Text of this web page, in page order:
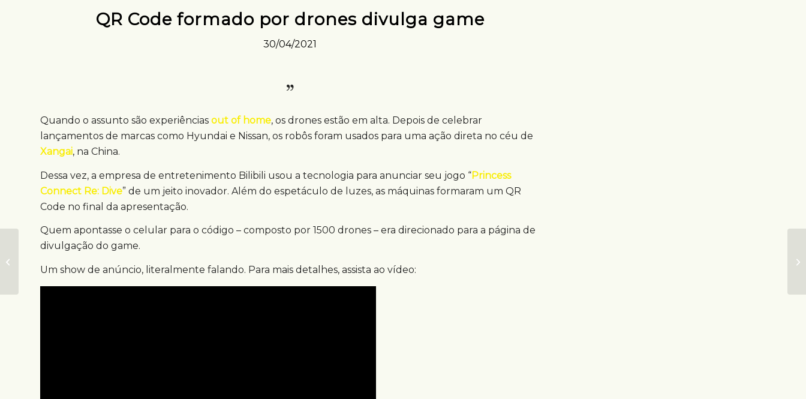
QR Code formado por drones divulga game
30/04/2021
Quando o assunto são experiências out of home, os drones estão em alta. Depois de celebrar
lançamentos de marcas como Hyundai e Nissan, os robôs foram usados para uma ação direta no céu de
Xangai, na China.
Dessa vez, a empresa de entretenimento Bilibili usou a tecnologia para anunciar seu jogo “Princess
Connect Re: Dive” de um jeito inovador. Além do espetáculo de luzes, as máquinas formaram um QR
Code no final da apresentação.
Quem apontasse o celular para o código – composto por 1500 drones – era direcionado para a página de
divulgação do game.
Um show de anúncio, literalmente falando. Para mais detalhes, assista ao vídeo:
Mídia sobre trilhos
Crefisa